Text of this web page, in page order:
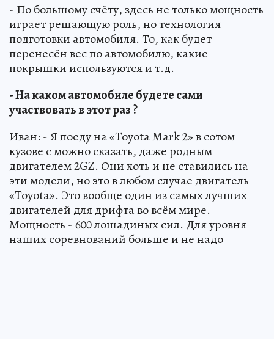
- По большому счёту, здесь не только мощность
играет решающую роль, но технология
подготовки автомобиля. То, как будет
перенесён вес по автомобилю, какие
покрышки используются и т.д.
- На каком автомобиле будете сами
участвовать в этот раз ?
Иван: - Я поеду на «Toyota Mark 2» в сотом
кузове с можно сказать, даже родным
двигателем 2GZ. Они хоть и не ставились на
эти модели, но это в любом случае двигатель
«Toyota». Это вообще один из самых лучших
двигателей для дрифта во всём мире.
Мощность - 600 лошадиных сил. Для уровня
наших соревнований больше и не надо